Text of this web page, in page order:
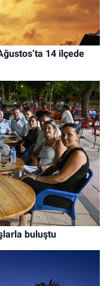
14 ilçede
buluştu